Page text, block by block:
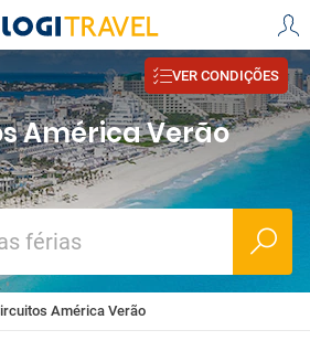
VER CONDIÇÕES
América Verão
férias
América Verão